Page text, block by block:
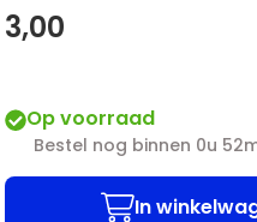
3,00
Op voorraad
Bestel nog binnen 0u
In